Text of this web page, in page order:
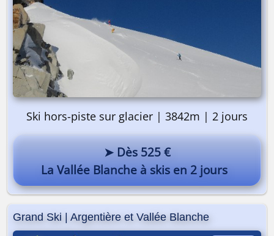
Ski hors-piste sur glacier | 3842m | 2 jours
➤ Dès 525 €
La Vallée Blanche à skis en 2 jours
Grand Ski | Argentière et Vallée Blanche